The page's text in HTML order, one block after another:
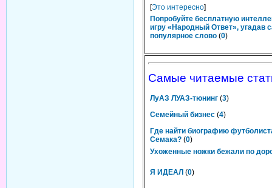
[Это интересно]
Попробуйте бесплатную
игру «Народный Ответ», угадав
популярное слово (0)
Самые читаемые
ЛуАЗ ЛУАЗ-тюнинг (3)
Семейный бизнес (4)
Где найти биографию
Семака? (0)
Ухоженные ножки бежали по
Я ИДЕАЛ (0)